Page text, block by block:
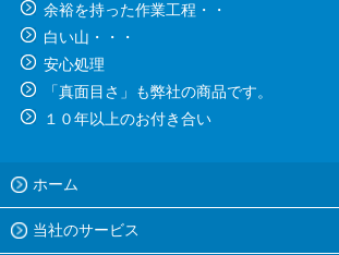
余裕を持った作業工程・・
白い山・・・
安心処理
「真面目さ」も弊社の商品です。
１０年以上のお付き合い
ホーム
当社のサービス